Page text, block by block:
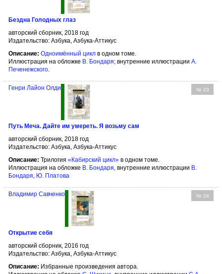
Бездна Голодных глаз
авторский сборник, 2018 год
Издательство: Азбука, Азбука-Аттикус
Описание: Одноимённый цикл в одном томе.
Иллюстрация на обложке В. Бондаря; внутренние иллюстрации А.
Печенежского.
№ 23
Генри Лайон Олди
Путь Меча. Дайте им умереть. Я возьму сам
авторский сборник, 2018 год
Издательство: Азбука, Азбука-Аттикус
Описание: Трилогия «Кабирский цикл» в одном томе.
Иллюстрация на обложке В. Бондаря, внутренние иллюстрации В.
Бондаря, Ю. Платова
№ 24
Владимир Савченко
Открытие себя
авторский сборник, 2016 год
Издательство: Азбука, Азбука-Аттикус
Описание: Избранные произведения автора.